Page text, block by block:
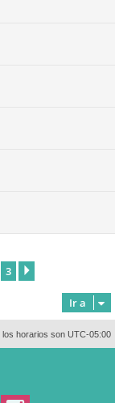
3
Ir a
los horarios son UTC-05:00